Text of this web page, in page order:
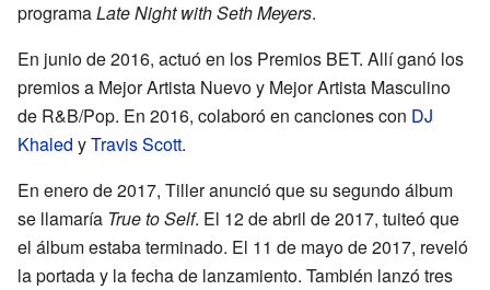
programaLate Night with Seth Meyers.
En junio de 2016, actuó en los Premios BET. Allí ganó los
premios a Mejor Artista Nuevo y Mejor Artista Masculino
de R&B/Pop. En 2016, colaboró en canciones con DJ
Khaled yTravis Scott.
En enero de 2017, Tiller anunció que su segundo álbum
se llamaría True to Self. El 12 de abril de 2017, tuiteó que
el álbum estaba terminado. El 11 de mayo de 2017, reveló
la portada y la fecha de lanzamiento. También lanzó tres